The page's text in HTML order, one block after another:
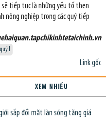
tiếp tục là những yếu tố then
nông nghiệp trong các quý tiếp
I
Link gốc
XEM NHIỀU
sắp đối mặt làn sóng tăng giá